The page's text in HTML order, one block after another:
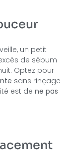
un petit
de sébum
Optez pour
sans rinçage
est de ne pas